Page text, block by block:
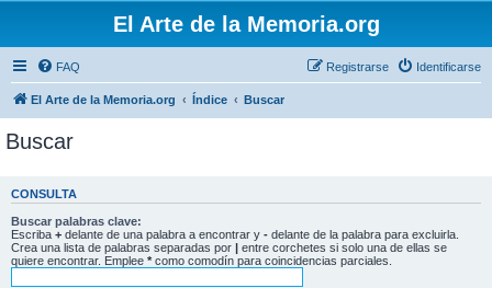
El Arte de la Memoria.org
FAQ Identificarse
Registrarse
El Arte de la Memoria.org Índice Buscar
Buscar
CONSULTA
Buscar palabras clave:
Escriba + delante de una palabra a encontrar y - delante de la palabra para excluirla.
Crea una lista de palabras separadas por | entre corchetes si solo una de ellas se
quiere encontrar. Emplee * como comodín para coincidencias parciales.